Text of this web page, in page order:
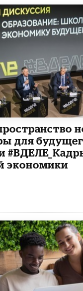
для
экономики